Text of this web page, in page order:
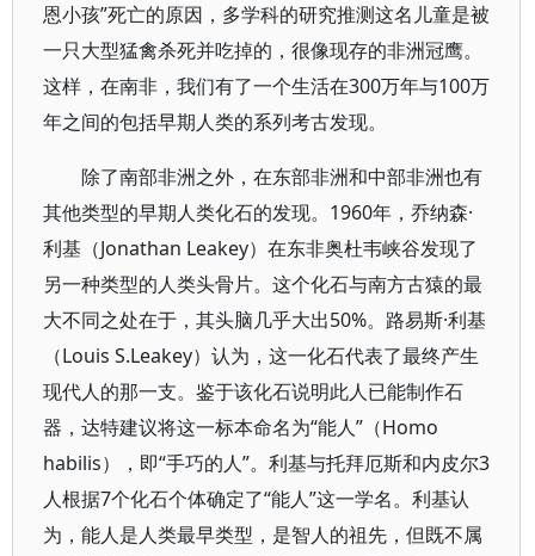
恩小孩”死亡的原因，多学科的研究推测这名儿童是被
一只大型猛禽杀死并吃掉的，很像现存的非洲冠鹰。
这样，在南非，我们有了一个生活在300万年与100万
年之间的包括早期人类的系列考古发现。
除了南部非洲之外，在东部非洲和中部非洲也有
其他类型的早期人类化石的发现。1960年，乔纳森·
利基（Jonathan Leakey）在东非奥杜韦峡谷发现了
另一种类型的人类头骨片。这个化石与南方古猿的最
大不同之处在于，其头脑几乎大出50%。路易斯·利基
（Louis S.Leakey）认为，这一化石代表了最终产生
现代人的那一支。鉴于该化石说明此人已能制作石
器，达特建议将这一标本命名为“能人”（Homo
habilis），即“手巧的人”。利基与托拜厄斯和内皮尔3
人根据7个化石个体确定了“能人”这一学名。利基认
为，能人是人类最早类型，是智人的祖先，但既不属